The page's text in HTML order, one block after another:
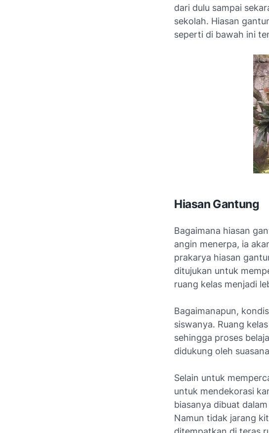
dari dulu sampai
sekolah. Hiasan
seperti di bawah ini
Hiasan Gantung
Bagaimana hiasan
angin menerpa, ia
prakarya hiasan
ditujukan untuk
ruang kelas menjadi
Bagaimanapun,
siswanya. Ruang
sehingga proses
didukung oleh
Selain untuk
untuk mendekorasi
biasanya dibuat
Namun tidak jarang